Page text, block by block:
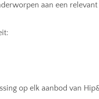
aan een
op elk aanbod van